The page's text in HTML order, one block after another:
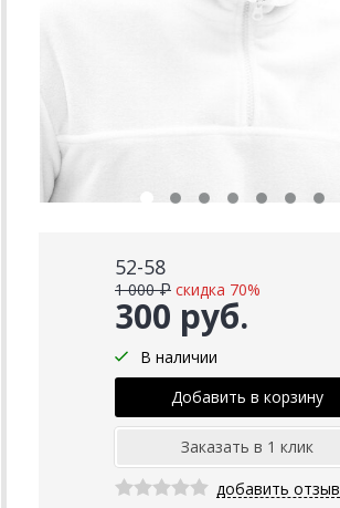
52-58
300 руб.
1 000 ₽ скидка 70%
В наличии
добавить отзыв